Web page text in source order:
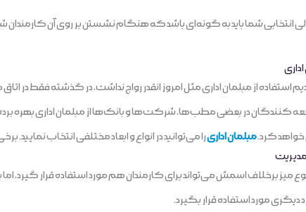
انتخابی شما باید به گونه‌ای باشد که هنگام نشستن بر روی آن کارمندان
استفاده از مبلمان اداری مثل امروز انقدر رواج نداشت، در گذشته فقط در
کنندگان در بعضی مطب‌ها، شرکت‌ها و بانک‌ها از مبلمان اداری بهره
کرد.مبلمان اداریرا می‌توانید در انواع و ابعاد مختلفی انتخاب
میز برخلاف اسمش می‌تواند برای کارمندان هم مورد استفاده قرار گیرد،
دیگری مورد استفاده قرار بگیرد.